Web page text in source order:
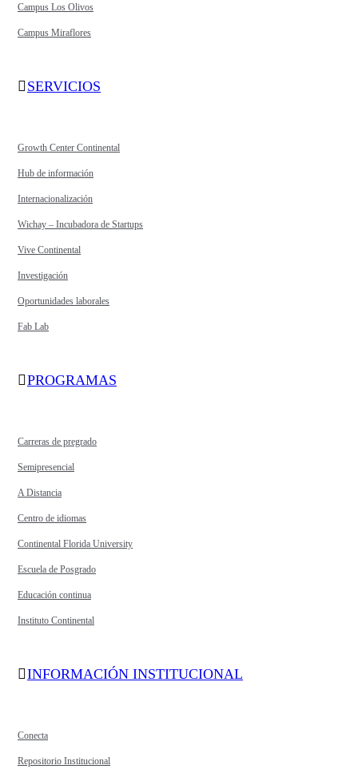
Campus Los Olivos
Campus Miraflores
SERVICIOS
Growth Center Continental
Hub de información
Internacionalización
Wichay – Incubadora de Startups
Vive Continental
Investigación
Oportunidades laborales
Fab Lab
PROGRAMAS
Carreras de pregrado
Semipresencial
A Distancia
Centro de idiomas
Continental Florida University
Escuela de Posgrado
Educación continua
Instituto Continental
INFORMACIÓN INSTITUCIONAL
Conecta
Repositorio Institucional